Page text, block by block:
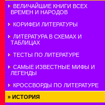
ВЕЛИЧАЙШИЕ КНИГИ ВСЕХ
ВРЕМЕН И НАРОДОВ
КОРИФЕИ ЛИТЕРАТУРЫ
ЛИТЕРАТУРА В СХЕМАХ И
ТАБЛИЦАХ
ТЕСТЫ ПО ЛИТЕРАТУРЕ
САМЫЕ ИЗВЕСТНЫЕ МИФЫ И
ЛЕГЕНДЫ
КРОССВОРДЫ ПО ЛИТЕРАТУРЕ
» ИСТОРИЯ